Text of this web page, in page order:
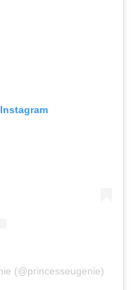
(@princesseugenie)